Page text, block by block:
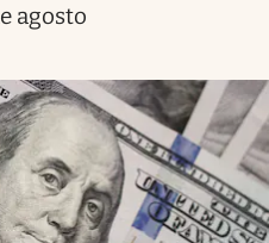
agosto